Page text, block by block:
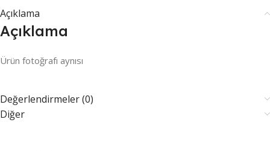
Açıklama
Açıklama
Ürün fotoğrafı aynısı
Değerlendirmeler (0)
Diğer